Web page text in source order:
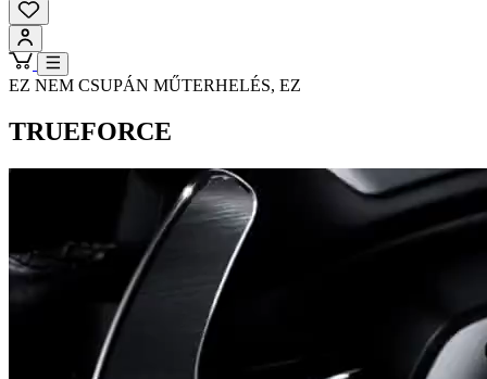
EZ NEM CSUPÁN MŰTERHELÉS, EZ
TRUEFORCE